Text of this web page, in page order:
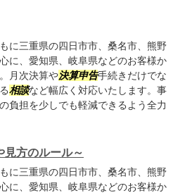
に三重県の四日市市、桑名市、熊野
に、愛知県、岐阜県などのお客様か
月次決算や決算申告手続きだけでな
相談など幅広く対応いたします。事
負担を少しでも軽減できるよう全力
見方のルール～
に三重県の四日市市、桑名市、熊野
に、愛知県、岐阜県などのお客様か